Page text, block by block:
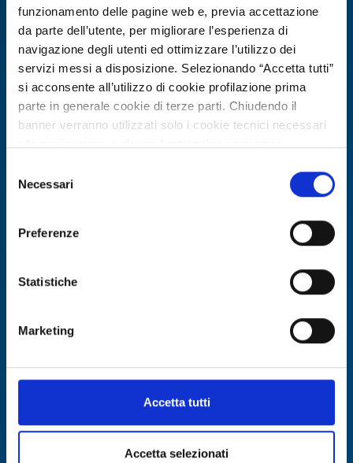
funzionamento delle pagine web e, previa accettazione
da parte dell’utente, per migliorare l’esperienza di
navigazione degli utenti ed ottimizzare l’utilizzo dei
servizi messi a disposizione. Selezionando “Accetta tutti”
si acconsente all’utilizzo di cookie profilazione prima
parte in generale cookie di terze parti. Chiudendo il
banner verranno utilizzati solo i cookie tecnici necessari
Per conoscere i dettagli, consulta la nostra cookie policy.
https://www.openinnovation.regione.lombardia.it/it/co
https://www.openinnovation.regione.lombardia.it/it/pr
delNecessari
Preferenze
Statistiche
Marketing
Accetta tutti
Accetta selezionati
PMI tedesca cerca partner R&S e
fornitori per rigenerazione batterie
EV e automazione
SCOPRI DI PIÙ →
Scade il07 maggio 2027